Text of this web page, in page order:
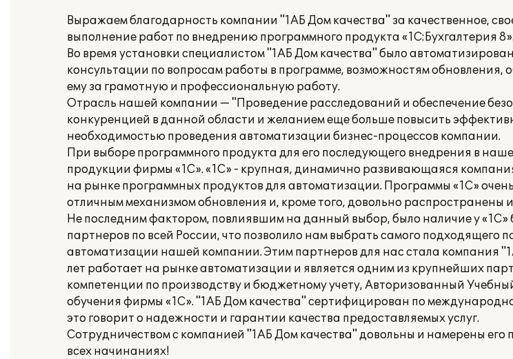
Выражаем благодарность компании "1АБ Дом качества" за качественное,
выполнение работ по внедрению программного продукта «1С:Бухгалтерия
Во время установки специалистом "1АБ Дом качества" было
консультации по вопросам работы в программе, возможностям обновления,
ему за грамотную и профессиональную работу.
Отрасль нашей компании — "Проведение расследований и обеспечение
конкуренцией в данной области и желанием еще больше повысить
необходимостью проведения автоматизации бизнес-процессов компании.
При выборе программного продукта для его последующего внедрения в
продукции фирмы «1С». «1С» - крупная, динамично развивающаяся
на рынке программных продуктов для автоматизации. Программы «1С»
отличным механизмом обновления и, кроме того, довольно
Не последним фактором, повлиявшим на данный выбор, было наличие у
партнеров по всей России, что позволило нам выбрать самого подходящего
автоматизации нашей компании. Этим партнеров для нас стала компания
лет работает на рынке автоматизации и является одним из крупнейших
компетенции по производству и бюджетному учету, Авторизованный
обучения фирмы «1С». "1АБ Дом качества" сертифицирован по
это говорит о надежности и гарантии качества предоставляемых услуг.
Сотрудничеством с компанией "1АБ Дом качества" довольны и намерены его
всех начинаниях!